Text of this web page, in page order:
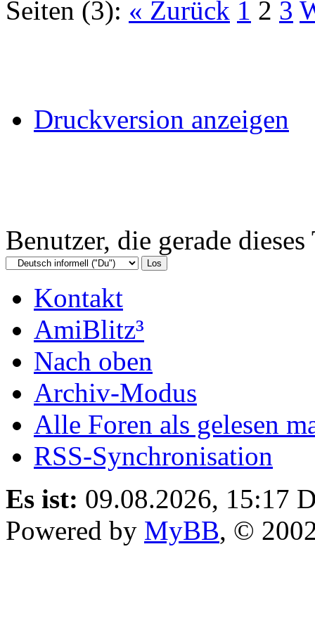
Seiten (3): « Zurück 1 2 3
Druckversion anzeigen
Benutzer, die gerade
Kontakt
AmiBlitz³
Nach oben
Archiv-Modus
Alle Foren als gelesen
RSS-Synchronisation
Es ist: 09.08.2026, 15:17
Powered by MyBB, ©